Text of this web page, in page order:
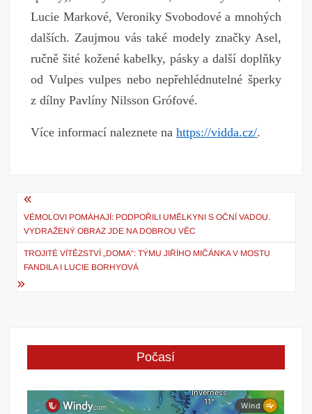
Lucie Markové, Veroniky Svobodové a mnohých
dalších. Zaujmou vás také modely značky Asel,
ručně šité kožené kabelky, pásky a další doplňky
od Vulpes vulpes nebo nepřehlédnutelné šperky
z dílny Pavlíny Nilsson Grófové.
Více informací naleznete nahttps://vidda.cz/.
Navigace
pro
příspěvek
VÉMOLOVI POMÁHAJÍ: PODPOŘILI UMĚLKYNI S OČNÍ VADOU.
VYDRAŽENÝ OBRAZ JDE NA DOBROU VĚC
TROJITÉ VÍTĚZSTVÍ „DOMA“: TÝMU JIŘÍHO MIČÁNKA V MOSTU
FANDILA I LUCIE BORHYOVÁ
Počasí